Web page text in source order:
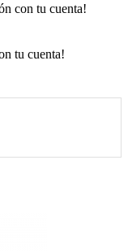
con tu cuenta!
tu cuenta!